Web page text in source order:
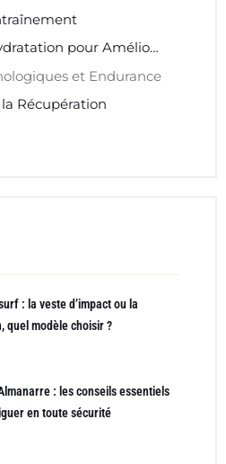
4. Nutrition et Hydratation pour Améliorer l’Endurance
et Endurance
Récupération
: la veste d’impact ou la
quel modèle choisir ?
: les conseils essentiels
en toute sécurité